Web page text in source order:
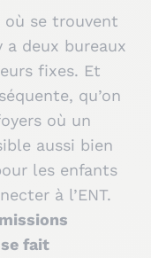
où se trouvent
deux bureaux
fixes. Et
qu’on
où un
aussi bien
les enfants
à l’ENT.
fait